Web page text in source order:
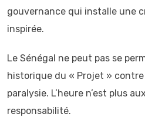
gouvernance qui installe une
inspirée.
Le Sénégal ne peut pas se
historique du « Projet »
paralysie. L’heure n’est plus
responsabilité.